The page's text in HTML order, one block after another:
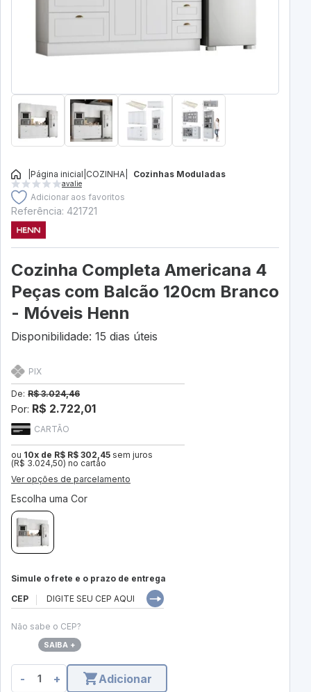
Página inicial COZINHA Cozinhas Moduladas
avalie
Adicionar aos favoritos
Referência: 421721
Cozinha Completa Americana 4
Peças com Balcão 120cm Branco
- Móveis Henn
Disponibilidade: 15 dias úteis
CARTÃO
ou 10x de R$ R$ 302,45 sem juros
(R$ 3.024,50) no cartão
Ver opções de parcelamento
PIX
De: R$ 3.024,46
Por: R$ 2.722,01
Escolha uma Cor
Simule o frete e o prazo de entrega
CEP
Não sabe o CEP?
SAIBA +
- + Adicionar